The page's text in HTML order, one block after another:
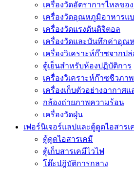
เครื่องวัดอัตราการไหลขอ
เครื่องวัดอุณหภูมิอาหารแ
เครื่องวัดแรงดันดิจิตอล
เครื่องวัดและบันทึกค่าอุณ
เครื่องวิเคราะห์ก๊าซจากป
ตู้เย็นสำหรับห้องปฏิบัติการ
เครื่องวิเคราะห์ก๊าซชีวภาพ
เครื่องเก็บตัวอย่างอากาศเ
กล้องถ่ายภาพความร้อน
เครื่องวัดฝุ่น
เฟอร์นิเจอร์แลปและตู้ดูดไอสารเ
ตู้ดูดไอสารเคมี
ตู้เก็บสารเคมีไวไฟ
โต๊ะปฎิบัติการกลาง